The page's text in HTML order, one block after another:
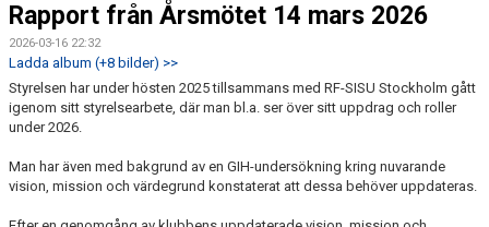
TRUPPGYMNASTIK
BARNGYMNASTIK
LÄGER
Rapport från Årsmötet 14 mars 2026
2026-03-16 22:32
Ladda album (+8 bilder) >>
Styrelsen har under hösten 2025 tillsammans med RF-SISU Stockholm gått
igenom sitt styrelsearbete, där man bl.a. ser över sitt uppdrag och roller
under 2026.
Man har även med bakgrund av en GIH-undersökning kring nuvarande
vision, mission och värdegrund konstaterat att dessa behöver uppdateras.